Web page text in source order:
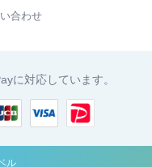
合わせ
に対応しています。
ル